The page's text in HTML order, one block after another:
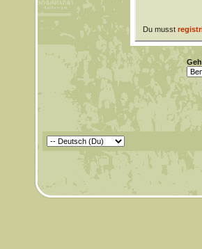
Du musst